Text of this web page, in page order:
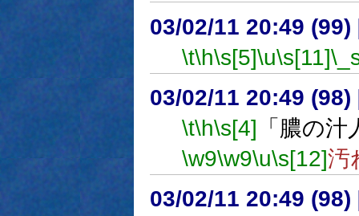
03/02/11 20:49 (99)
\t\h\s[5]\u\s[11]
03/02/11 20:49 (98)
\t\h\s[4] 「膿の
\w9\w9\u\s[12]汚
03/02/11 20:49 (98)